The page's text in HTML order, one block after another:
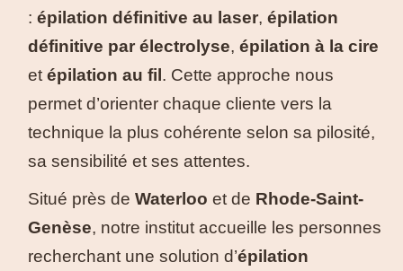
: épilation définitive au laser, épilation
définitive par électrolyse, épilation à la cire
et épilation au fil . Cette approche nous
permet d’orienter chaque cliente vers la
technique la plus cohérente selon sa pilosité,
sa sensibilité et ses attentes.
Situé près de Waterloo et de Rhode-Saint-
Genèse, notre institut accueille les personnes
recherchant une solution d’épilation